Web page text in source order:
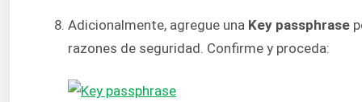
Adicionalmente, agregue una Key passphrase
razones de seguridad. Confirme y proceda: